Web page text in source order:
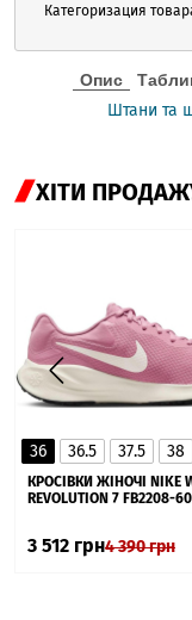
Категоризация
Опис
Штани та
ХІТИ
36 36.5 37.5 38
КРОСІВКИ ЖІНОЧІ NIKE
REVOLUTION 7
3 512 грн4 390грн